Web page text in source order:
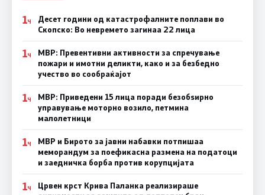
1Ч
Десет години од катастрофалните поплави во
Скопско: Во невремето загинаа 22 лица
1Ч
МВР: Превентивни активности за спречување
пожари и имотни деликти, како и за безбедно
учество во сообраќајот
1Ч
МВР: Приведени 15 лица поради безобѕирно
управување моторно возило, петмина
малолетници
1Ч
МВР и Бирото за јавни набавки потпишаа
меморандум за поефикасна размена на податоци
и заедничка борба против корупцијата
1Ч
Црвен крст Крива Паланка реализираше